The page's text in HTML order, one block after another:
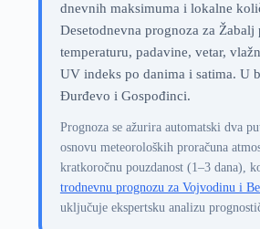
dnevnih maksimuma i lokalne
Desetodnevna prognoza za Žabalj
temperaturu, padavine, vetar,
UV indeks po danima i satima. U
Đurđevo i Gospođinci.
Prognoza se ažurira automatski dva
osnovu meteoroloških proračuna
kratkoročnu pouzdanost (1–3 dana),
trodnevnu prognozu za Vojvodinu i
uključuje ekspertsku analizu